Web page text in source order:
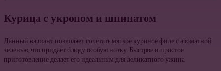
Курица с укропом и шпинатом
Данный вариант позволяет сочетать мягкое куриное филе с ароматной
зеленью, что придаёт блюду особую нотку. Быстрое и простое
приготовление делает его идеальным для деликатного ужина.